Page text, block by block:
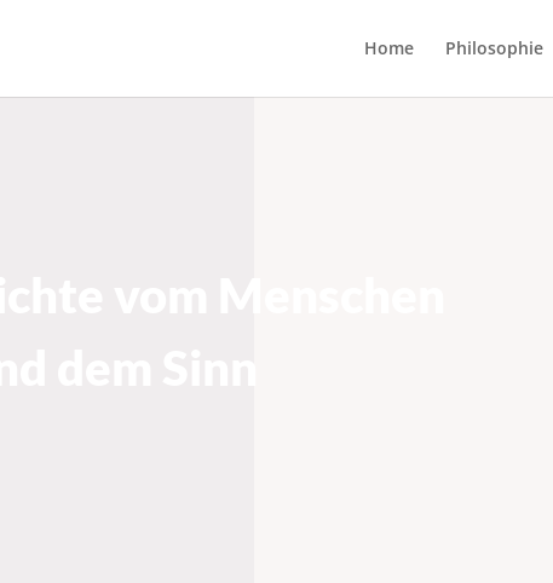
Home Philosophie